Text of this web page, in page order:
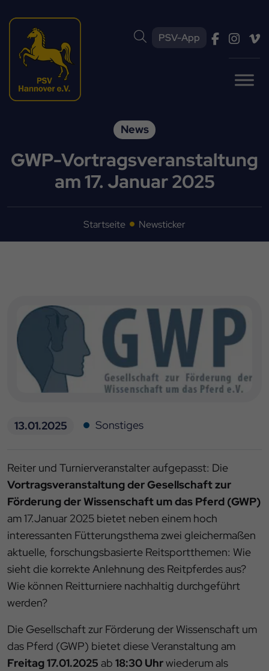
PSV-App
News
GWP-Vortragsveranstaltung
am 17. Januar 2025
Startseite Newsticker
13.01.2025 Sonstiges
Reiter und Turnierveranstalter aufgepasst: Die
Vortragsveranstaltung der Gesellschaft zur
Förderung der Wissenschaft um das Pferd (GWP)
am 17.Januar 2025 bietet neben einem hoch
interessanten Fütterungsthema zwei gleichermaßen
aktuelle, forschungsbasierte Reitsportthemen: Wie
sieht die korrekte Anlehnung des Reitpferdes aus?
Wie können Reitturniere nachhaltig durchgeführt
werden?
Die Gesellschaft zur Förderung der Wissenschaft um
das Pferd (GWP) bietet diese Veranstaltung am
Freitag 17.01.2025 ab 18:30 Uhrwiederum als